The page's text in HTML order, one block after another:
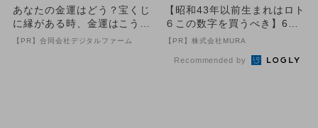
あなたの金運はどう？宝くじ
に縁がある時、金運はこう変
わる
【PR】合同会社デジタルファーム
【昭和43年以前生まれはロト
６この数字を買うべき】6つ
の数字が「完全一致」する
【PR】株式会社MURA
Recommended by